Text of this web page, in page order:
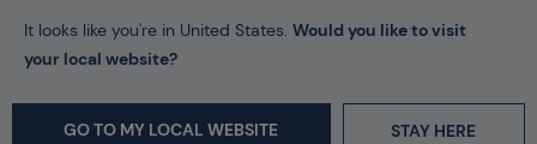
It looks like you're in United States. Would you like to visit
your local website?
GO TO MY LOCAL WEBSITE STAY HERE